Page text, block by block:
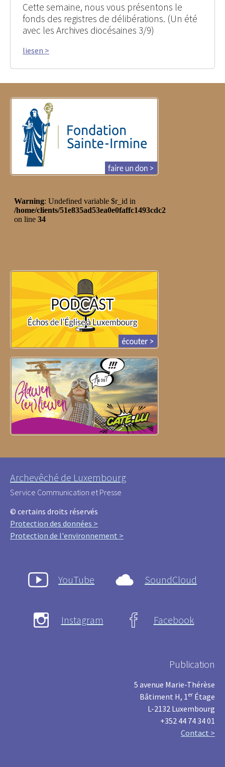
Cette semaine, nous vous présentons le
fonds des registres de délibérations. (Un été
avec les Archives diocésaines 3/9)
liesen >
Archevêché de Luxembourg
Service Communication et Presse
© certains droits réservés
Protection des données >
Protection de l'environnement >
YouTube SoundCloud
Instagram Facebook
Publication
5 avenue Marie-Thérèse
Bâtiment H, 1 er Étage
L-2132 Luxembourg
+352 44 74 34 01
Contact >